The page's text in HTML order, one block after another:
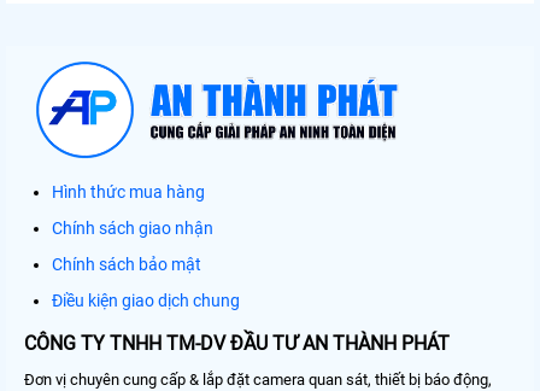
Hình thức mua hàng
Chính sách giao nhận
Chính sách bảo mật
Điều kiện giao dịch chung
CÔNG TY TNHH TM-DV ĐẦU TƯ AN THÀNH PHÁT
Đơn vị chuyên cung cấp & lắp đặt camera quan sát, thiết bị báo động,